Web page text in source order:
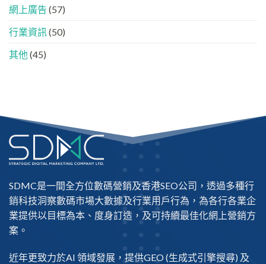
名
網上廣告 (57)
行業資訊 (50)
其他 (45)
SDMC是一間全方位數碼營銷及香港SEO公司 ，透過多種行
銷科技洞察數碼市場大數據及行業用戶行為，為各行各業企
業提供以目標為本、度身訂造，及可持續最佳化網上營銷方
案。
近年更致力於AI 領域發展，提供GEO(生成式引擎搜尋) 及